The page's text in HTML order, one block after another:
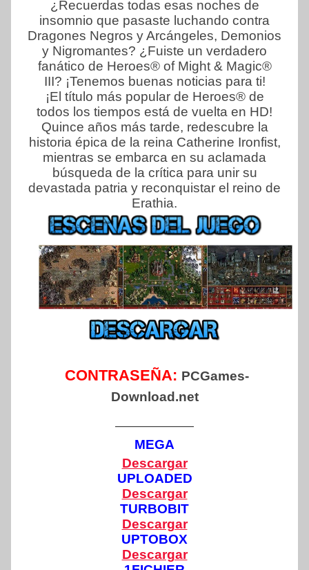
¿Recuerdas todas esas noches de
insomnio que pasaste luchando contra
Dragones Negros y Arcángeles, Demonios
y Nigromantes? ¿Fuiste un verdadero
fanático de Heroes® of Might & Magic®
III? ¡Tenemos buenas noticias para ti!
¡El título más popular de Heroes® de
todos los tiempos está de vuelta en HD!
Quince años más tarde, redescubre la
historia épica de la reina Catherine Ironfist,
mientras se embarca en su aclamada
búsqueda de la crítica para unir su
devastada patria y reconquistar el reino de
Erathia.
CONTRASEÑA: PCGames-
Download.net
——————
MEGA
Descargar
UPLOADED
Descargar
TURBOBIT
Descargar
UPTOBOX
Descargar